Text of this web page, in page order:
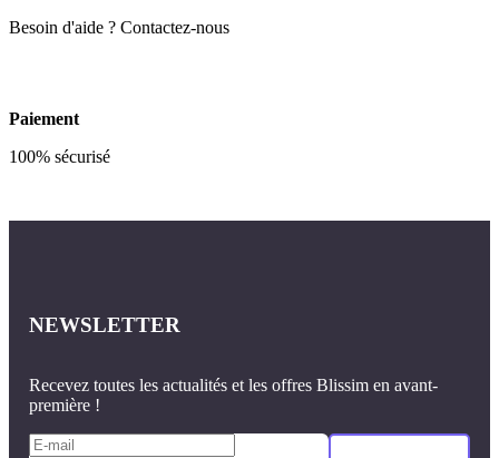
Besoin d'aide ? Contactez-nous
Paiement
100% sécurisé
NEWSLETTER
Recevez toutes les actualités et les offres Blissim en avant-
première !